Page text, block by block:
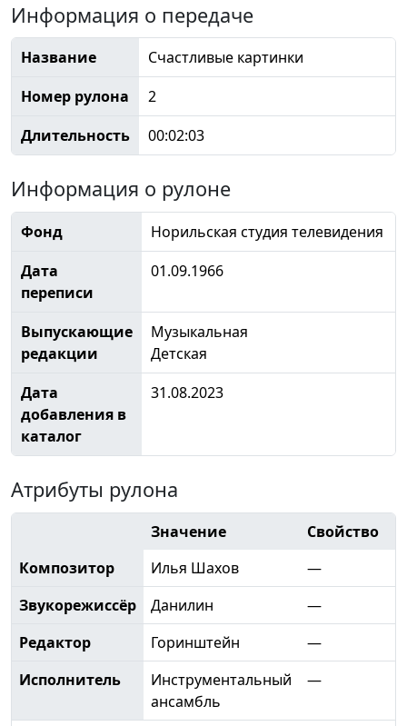
Информация о передаче
Название
Счастливые картинки
Номер рулона
2
Длительность
00:02:03
Информация о рулоне
Фонд
Норильская студия телевидения
Дата
переписи
01.09.1966
Выпускающие
редакции
Музыкальная
Детская
Дата
добавления в
каталог
31.08.2023
Атрибуты рулона
Значение
Свойство
Композитор
Илья Шахов
—
Звукорежиссёр
Данилин
—
Редактор
Горинштейн
—
Исполнитель
Инструментальный
ансамбль
—